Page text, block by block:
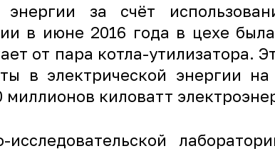
за счёт
в июне 2016 года в цехе
от пара котла-утилизатора.
в электрической энергии
киловатт
исследовательской